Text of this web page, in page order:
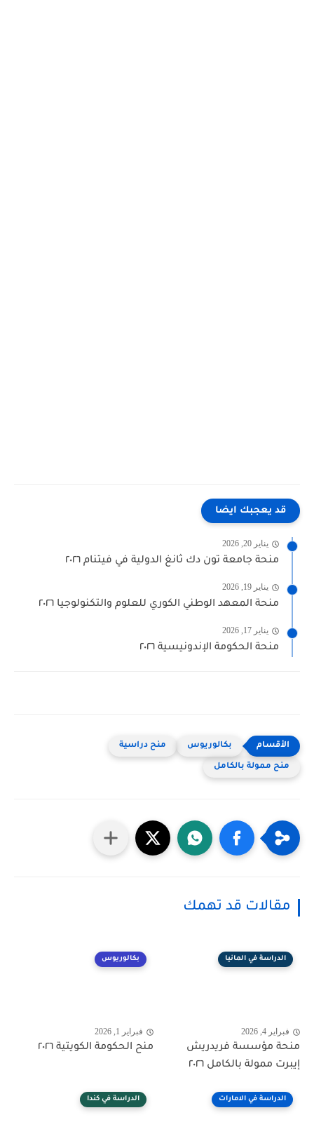
قد يعجبك ايضا
يناير 20, 2026
منحة جامعة تون دك ثانغ الدولية في فيتنام ٢٠٢٦
يناير 19, 2026
منحة المعهد الوطني الكوري للعلوم والتكنولوجيا ٢٠٢٦
يناير 17, 2026
منحة الحكومة الإندونيسية ٢٠٢٦
بكالوريوس منح دراسية
منح ممولة بالكامل
مقالات قد تهمك
الدراسة في المانيا
فبراير 4, 2026
منحة مؤسسة فريدريش
إيبرت ممولة بالكامل ٢٠٢٦
بكالوريوس
فبراير 1, 2026
منح الحكومة الكويتية ٢٠٢٦
الدراسة في الامارات الدراسة في كندا